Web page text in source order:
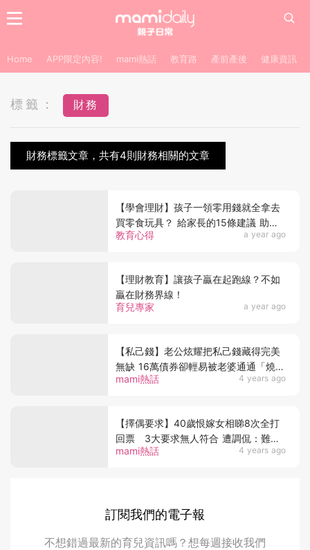
Home APP限定內容! mami熱話 教育路 產前產後 健康資訊
標籤： 財務
財務標籤文章，共有4則財務相關的文章
教育心得 a year ago
【學會理財】孩子一領零用錢就全拿去
買零食玩具？ 給家長的15條建議 助孩
子建立金錢觀
育兒專家 a year ago
【理財教育】讓孩子贏在起跑線？不如
贏在財務界線！
mami熱話 4 years ago
【私己錢】老公炫耀把私己錢藏得完美
無缺 16萬債券卻輕易被老婆通通「燒
光」
mami熱話 4 years ago
【擇偶要求】40歲恨嫁女相睇8次全打
回票 3大要求無人符合 遭調侃：難怪
嫁唔出
訂閱我們的電子報
不想錯過最新的育兒資訊嗎？想每週接收我們